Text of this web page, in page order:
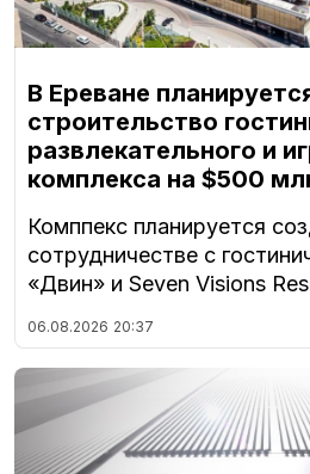
В Ереване
строительство
развлекательного и
комплекса на $500
Комппекс планируется
сотрудничестве с
«Двин» и Seven Visions
06.08.2026 20:37